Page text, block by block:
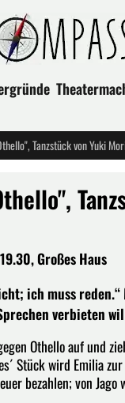
Tanzstück von Yuki
Großes Haus
ich muss
verbieten
Othello auf und
Stück wird Emilia
bezahlen; von